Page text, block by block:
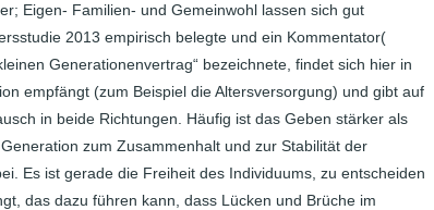
Eigen- Familien- und Gemeinwohl lassen sich gut
2013 empirisch belegte und ein Kommentator(
Generationenvertrag“ bezeichnete, findet sich hier in
empfängt (zum Beispiel die Altersversorgung) und gibt auf
in beide Richtungen. Häufig ist das Geben stärker als
zum Zusammenhalt und zur Stabilität der
Es ist gerade die Freiheit des Individuums, zu entscheiden
das dazu führen kann, dass Lücken und Brüche im